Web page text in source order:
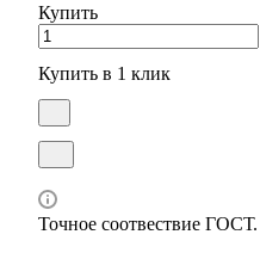
Купить
Купить в 1 клик
Точное соотвествие ГОСТ.